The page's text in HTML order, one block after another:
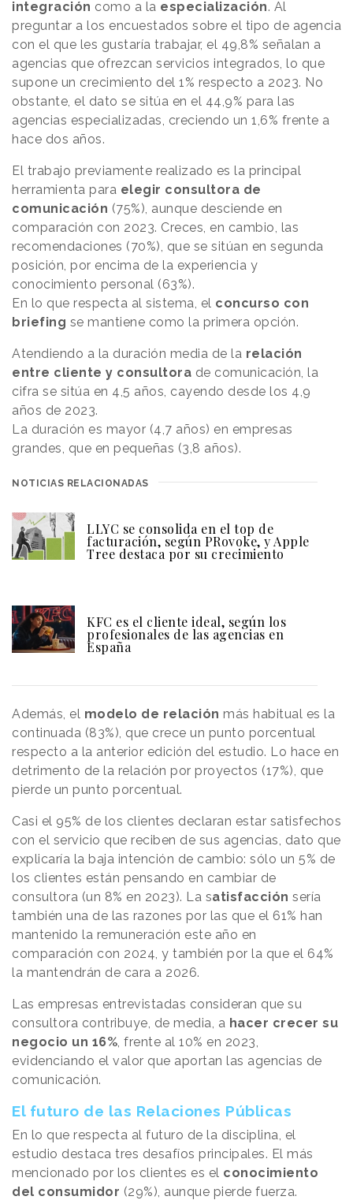
integración como a la especialización. Al
preguntar a los encuestados sobre el tipo de agencia
con el que les gustaría trabajar, el 49,8% señalan a
agencias que ofrezcan servicios integrados, lo que
supone un crecimiento del 1% respecto a 2023. No
obstante, el dato se sitúa en el 44,9% para las
agencias especializadas, creciendo un 1,6% frente a
hace dos años.
El trabajo previamente realizado es la principal
herramienta para elegir consultora de
comunicación (75%), aunque desciende en
comparación con 2023. Creces, en cambio, las
recomendaciones (70%), que se sitúan en segunda
posición, por encima de la experiencia y
conocimiento personal (63%).
En lo que respecta al sistema, el concurso con
briefing se mantiene como la primera opción.
Atendiendo a la duración media de la relación
entre cliente y consultora de comunicación, la
cifra se sitúa en 4,5 años, cayendo desde los 4,9
años de 2023.
La duración es mayor (4,7 años) en empresas
grandes, que en pequeñas (3,8 años).
NOTICIAS RELACIONADAS
LLYC se consolida en el top de
facturación, según PRovoke, y Apple
Tree destaca por su crecimiento
KFC es el cliente ideal, según los
profesionales de las agencias en
España
Además, el modelo de relación más habitual es la
continuada (83%), que crece un punto porcentual
respecto a la anterior edición del estudio. Lo hace en
detrimento de la relación por proyectos (17%), que
pierde un punto porcentual.
Casi el 95% de los clientes declaran estar satisfechos
con el servicio que reciben de sus agencias, dato que
explicaría la baja intención de cambio: sólo un 5% de
los clientes están pensando en cambiar de
consultora (un 8% en 2023). La satisfacción sería
también una de las razones por las que el 61% han
mantenido la remuneración este año en
comparación con 2024, y también por la que el 64%
la mantendrán de cara a 2026.
Las empresas entrevistadas consideran que su
consultora contribuye, de media, a hacer crecer su
negocio un 16%, frente al 10% en 2023,
evidenciando el valor que aportan las agencias de
comunicación.
El futuro de las Relaciones Públicas
En lo que respecta al futuro de la disciplina, el
estudio destaca tres desafíos principales. El más
mencionado por los clientes es el conocimiento
del consumidor (29%), aunque pierde fuerza.